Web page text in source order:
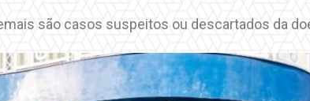
são casos suspeitos ou descartados da